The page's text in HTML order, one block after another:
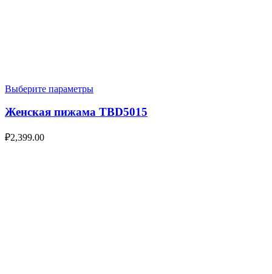
Выберите параметры
Женская пижама TBD5015
₽2,399.00